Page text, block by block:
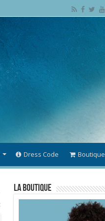
Dress Code Boutique
La Boutique